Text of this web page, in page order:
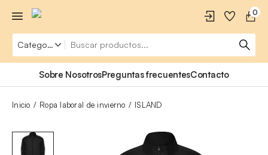
0
Sobre NosotrosPreguntas frecuentesContacto
Inicio Ropa laboral de invierno ISLAND